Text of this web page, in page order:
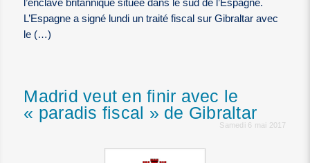
l’enclave britannique située dans le sud de l’Espagne.
L’Espagne a signé lundi un traité fiscal sur Gibraltar avec
le (…)
Madrid veut en finir avec le
« paradis fiscal » de Gibraltar
Samedi 6 mai 2017